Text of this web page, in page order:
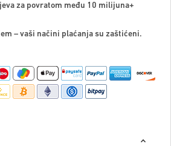
za povratom među 10 milijuna+
– vaši načini plaćanja su zaštićeni.